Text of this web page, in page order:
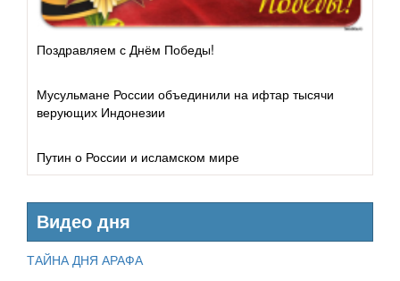
Поздравляем с Днём Победы!
Мусульмане России объединили на ифтар тысячи
верующих Индонезии
Путин о России и исламском мире
Видео дня
ТАЙНА ДНЯ АРАФА